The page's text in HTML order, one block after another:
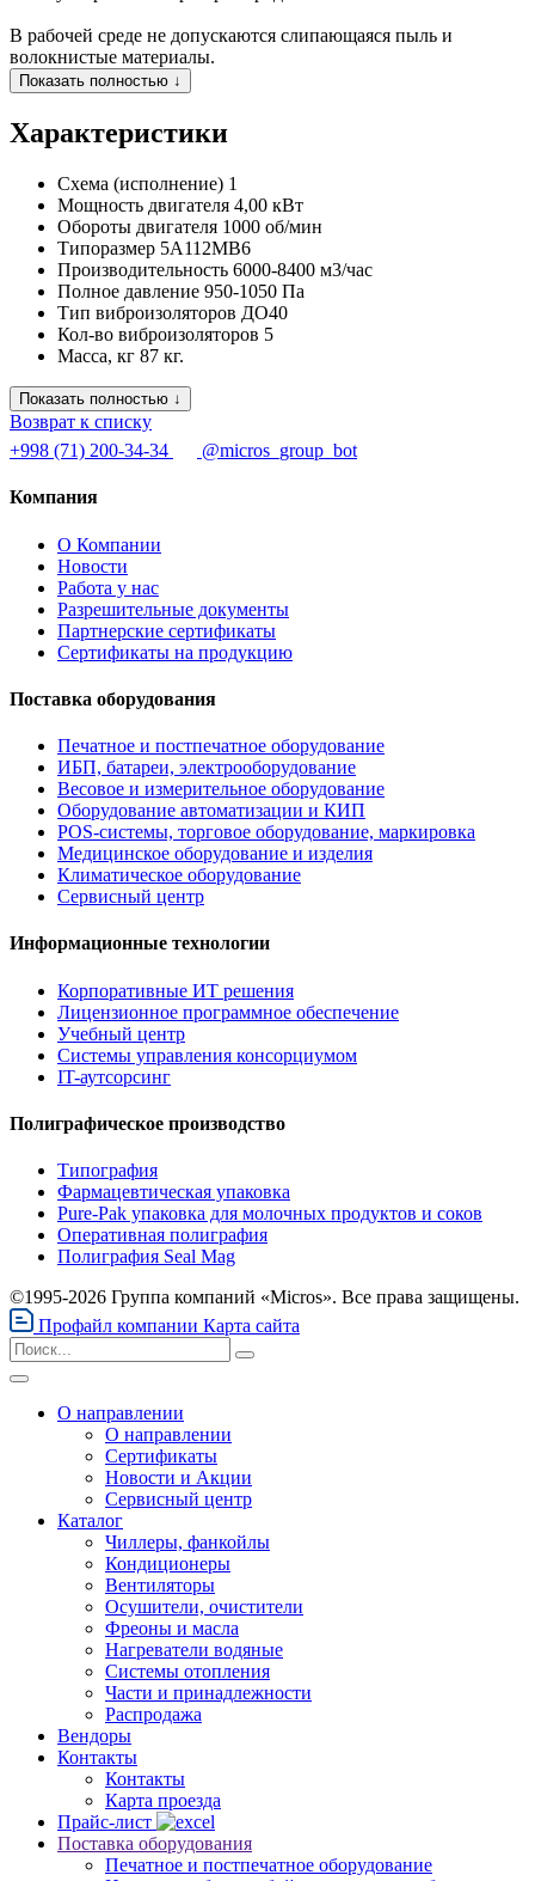
В рабочей среде не допускаются слипающаяся пыль и
волокнистые материалы.
Показать полностью ↓
Характеристики
Схема (исполнение) 1
Мощность двигателя 4,00 кВт
Обороты двигателя 1000 об/мин
Типоразмер 5A112MB6
Производительность 6000-8400 м3/час
Полное давление 950-1050 Па
Тип виброизоляторов ДО40
Кол-во виброизоляторов 5
Масса, кг 87 кг.
Показать полностью ↓
Возврат к списку
+998 (71) 200-34-34
@micros_group_bot
Компания
О Компании
Новости
Работа у нас
Разрешительные документы
Партнерские сертификаты
Сертификаты на продукцию
Поставка оборудования
Печатное и постпечатное оборудование
ИБП, батареи, электрооборудование
Весовое и измерительное оборудование
Оборудование автоматизации и КИП
POS-системы, торговое оборудование, маркировка
Медицинское оборудование и изделия
Климатическое оборудование
Сервисный центр
Информационные технологии
Корпоративные ИТ решения
Лицензионное программное обеспечение
Учебный центр
Системы управления консорциумом
IT-аутсорсинг
Полиграфическое производство
Типография
Фармацевтическая упаковка
Pure-Pak упаковка для молочных продуктов и соков
Оперативная полиграфия
Полиграфия Seal Mag
©1995-2026 Группа компаний «Micros». Все права защищены.
Профайл компании Карта сайта
О направлении
О направлении
Сертификаты
Новости и Акции
Сервисный центр
Каталог
Чиллеры, фанкойлы
Кондиционеры
Вентиляторы
Осушители, очистители
Фреоны и масла
Нагреватели водяные
Системы отопления
Части и принадлежности
Раcпродажа
Вендоры
Контакты
Контакты
Карта проезда
Прайс-лист
Поставка оборудования
Печатное и постпечатное оборудование